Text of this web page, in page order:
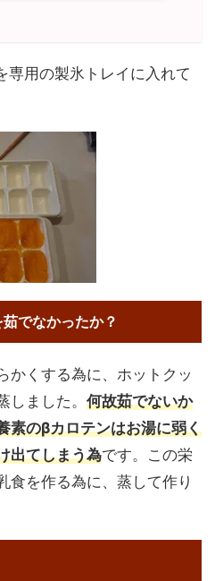
専用の製氷トレイに入れて
茹でなかったか？
かくする為に、ホットクッ
しました。 何故茹でないか
素のβカロテンはお湯に弱く
出てしまう為です。この栄
食を作る為に、蒸して作り